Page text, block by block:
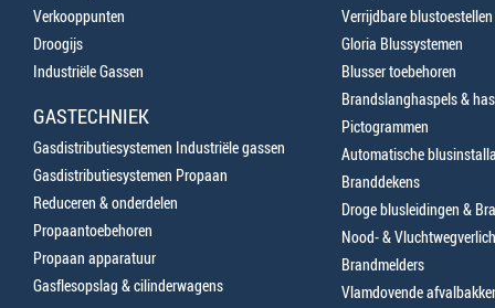
Verkooppunten
Droogijs
Industriële Gassen
GASTECHNIEK
Gasdistributiesystemen Industriële gassen
Gasdistributiesystemen Propaan
Reduceren & onderdelen
Propaantoebehoren
Propaan apparatuur
Gasflesopslag & cilinderwagens
Verrijdbare blustoestellen
Gloria Blussystemen
Blusser toebehoren
Brandslanghaspels &
Pictogrammen
Automatische
Branddekens
Droge blusleidingen &
Nood- &
Brandmelders
Vlamdovende